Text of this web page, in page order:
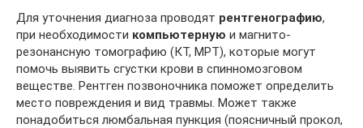
Для уточнения диагноза проводят рентгенографию,
при необходимости компьютерную и магнито-
резонансную томографию (КТ, МРТ), которые могут
помочь выявить сгустки крови в спинномозговом
веществе. Рентген позвоночника поможет определить
место повреждения и вид травмы. Может также
понадобиться люмбальная пункция (поясничный прокол,